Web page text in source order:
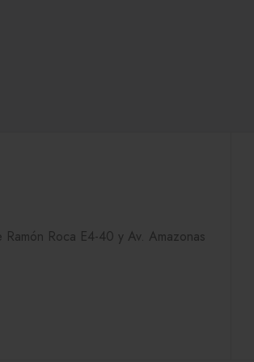
Ramón Roca E4-40 y Av. Amazonas